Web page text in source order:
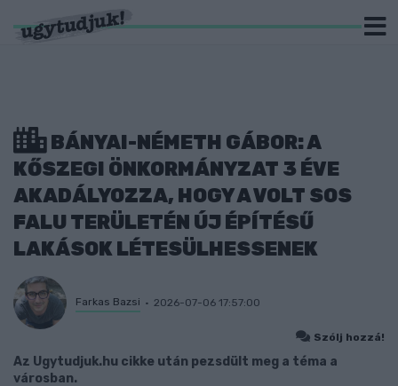
BÁNYAI-NÉMETH GÁBOR: A
KŐSZEGI ÖNKORMÁNYZAT 3 ÉVE
AKADÁLYOZZA, HOGY A VOLT SOS
FALU TERÜLETÉN ÚJ ÉPÍTÉSŰ
LAKÁSOK LÉTESÜLHESSENEK
Farkas Bazsi 2026-07-06 17:57:00
Szólj hozzá!
Az Ugytudjuk.hu cikke után pezsdült meg a téma a
városban.